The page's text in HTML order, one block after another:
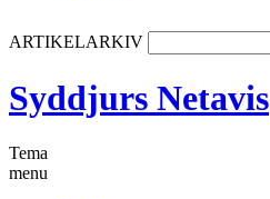
ARTIKELARKIV
Syddjurs Netavis
Tema
menu